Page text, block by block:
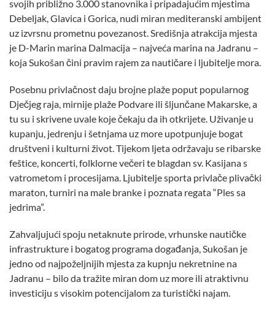
svojih približno 3.000 stanovnika i pripadajućim mjestima
Debeljak, Glavica i Gorica, nudi miran mediteranski ambijent
uz izvrsnu prometnu povezanost. Središnja atrakcija mjesta
je D-Marin marina Dalmacija – najveća marina na Jadranu –
koja Sukošan čini pravim rajem za nautičare i ljubitelje mora.
Posebnu privlačnost daju brojne plaže poput popularnog
Dječjeg raja, mirnije plaže Podvare ili šljunčane Makarske, a
tu su i skrivene uvale koje čekaju da ih otkrijete. Uživanje u
kupanju, jedrenju i šetnjama uz more upotpunjuje bogat
društveni i kulturni život. Tijekom ljeta održavaju se ribarske
feštice, koncerti, folklorne večeri te blagdan sv. Kasijana s
vatrometom i procesijama. Ljubitelje sporta privlače plivački
maraton, turniri na male branke i poznata regata “Ples sa
jedrima”.
Zahvaljujući spoju netaknute prirode, vrhunske nautičke
infrastrukture i bogatog programa događanja, Sukošan je
jedno od najpoželjnijih mjesta za kupnju nekretnine na
Jadranu – bilo da tražite miran dom uz more ili atraktivnu
investiciju s visokim potencijalom za turistički najam.